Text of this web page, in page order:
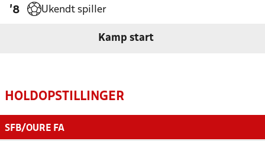
'8 Ukendt spiller
Kamp start
HOLDOPSTILLINGER
SFB/OURE FA